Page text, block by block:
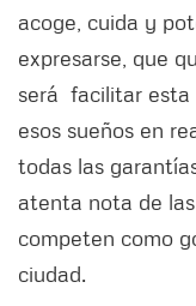
acoge, cuida y
expresarse, que
será facilitar esta
esos sueños en
todas las
atenta nota de
competen como
ciudad.